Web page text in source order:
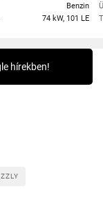
Benzin
74 kW, 101 LE
hírekben!